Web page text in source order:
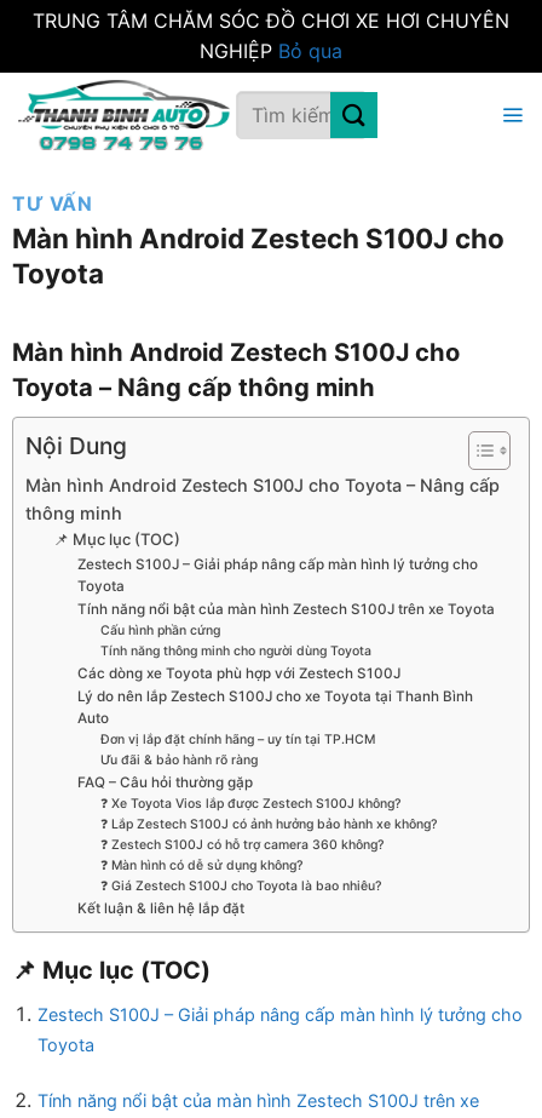
TRUNG TÂM CHĂM SÓC ĐỒ CHƠI XE HƠI CHUYÊN
NGHIỆP Bỏ qua
qua
Tìm
kiếm:
TƯ VẤN
Màn hình Android Zestech S100J cho
Toyota
Màn hình Android Zestech S100J cho
Toyota – Nâng cấp thông minh
Nội Dung
Màn hình Android Zestech S100J cho Toyota – Nâng cấp
thông minh
📌 Mục lục (TOC)
Zestech S100J – Giải pháp nâng cấp màn hình lý tưởng cho
Toyota
Tính năng nổi bật của màn hình Zestech S100J trên xe Toyota
Cấu hình phần cứng
Tính năng thông minh cho người dùng Toyota
Các dòng xe Toyota phù hợp với Zestech S100J
Lý do nên lắp Zestech S100J cho xe Toyota tại Thanh Bình
Auto
Đơn vị lắp đặt chính hãng – uy tín tại TP.HCM
Ưu đãi & bảo hành rõ ràng
FAQ – Câu hỏi thường gặp
❓ Xe Toyota Vios lắp được Zestech S100J không?
❓ Lắp Zestech S100J có ảnh hưởng bảo hành xe không?
❓ Zestech S100J có hỗ trợ camera 360 không?
❓ Màn hình có dễ sử dụng không?
❓ Giá Zestech S100J cho Toyota là bao nhiêu?
Kết luận & liên hệ lắp đặt
📌 Mục lục (TOC)
Zestech S100J – Giải pháp nâng cấp màn hình lý tưởng cho
Toyota
Tính năng nổi bật của màn hình Zestech S100J trên xe